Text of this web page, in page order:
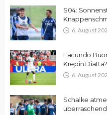
S04:
6. August
Facundo
Krepin Diatta?
6. August
Schalke